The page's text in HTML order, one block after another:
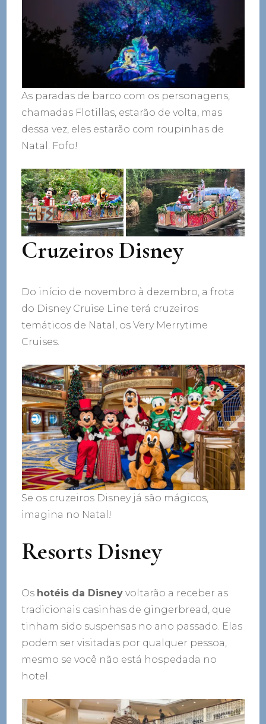
As paradas de barco com os personagens,
chamadas Flotillas, estarão de volta, mas
dessa vez, eles estarão com roupinhas de
Natal. Fofo!
Cruzeiros Disney
Do início de novembro à dezembro, a frota
do Disney Cruise Line terá cruzeiros
temáticos de Natal, os Very Merrytime
Cruises.
Se os cruzeiros Disney já são mágicos,
imagina no Natal!
Resorts Disney
Os hotéis da Disney voltarão a receber as
tradicionais casinhas de gingerbread, que
tinham sido suspensas no ano passado. Elas
podem ser visitadas por qualquer pessoa,
mesmo se você não está hospedada no
hotel.